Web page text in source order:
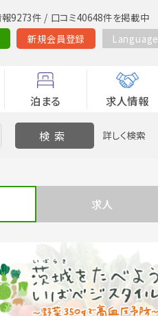
報9273件 / 口コミ40648件を掲載中
新規会員登録 Language
泊まる 求人情報
詳しく検索
求人